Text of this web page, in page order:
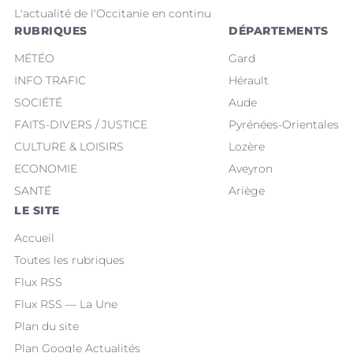
L'actualité de l'Occitanie en continu
RUBRIQUES
MÉTÉO
INFO TRAFIC
SOCIÉTÉ
FAITS-DIVERS / JUSTICE
CULTURE & LOISIRS
ECONOMIE
SANTÉ
DÉPARTEMENTS
Gard
Hérault
Aude
Pyrénées-Orientales
Lozère
Aveyron
Ariège
LE SITE
Accueil
Toutes les rubriques
Flux RSS
Flux RSS — La Une
Plan du site
Plan Google Actualités